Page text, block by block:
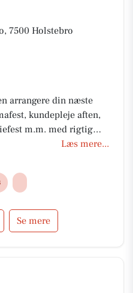
7500 Holstebro
arrangere din næste
kundepleje aften,
m.m. med rigtig
og samtidig høre god
Læs mere...
Se mere